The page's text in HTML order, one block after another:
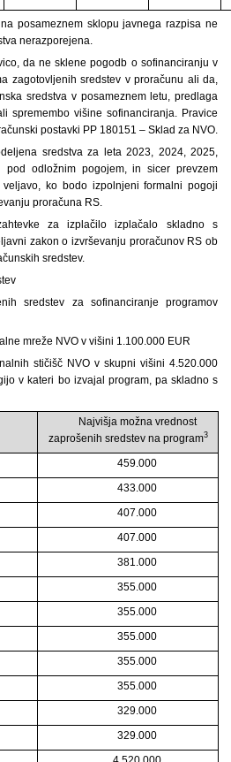
posameznem sklopu javnega razpisa ne
nerazporejena.
da ne sklene pogodb o sofinanciranju v
zagotovljenih sredstev v proračunu ali da,
sredstva v posameznem letu, predlaga
spremembo višine sofinanciranja. Pravice
postavki PP 180151 – Sklad za NVO.
sredstva za leta 2023, 2024, 2025,
odložnim pogojem, in sicer prevzem
ko bodo izpolnjeni formalni pogoji
proračuna RS.
za izplačilo izplačalo skladno s
zakon o izvrševanju proračunov RS ob
sredstev.
sredstev za sofinanciranje programov
mreže NVO v višini 1.100.000 EUR
stičišč NVO v skupni višini 4.520.000
v kateri bo izvajal program, pa skladno s
Najvišja možna vrednost
zaprošenih sredstev na program3
459.000
433.000
407.000
407.000
381.000
355.000
355.000
355.000
355.000
355.000
329.000
329.000